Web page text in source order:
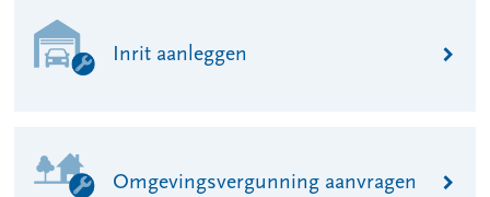
Inrit aanleggen
Omgevingsvergunning aanvragen